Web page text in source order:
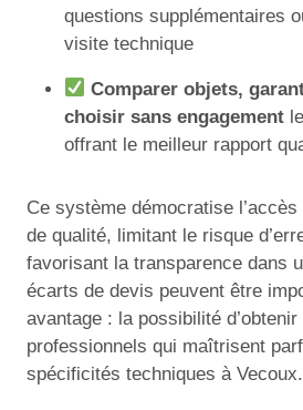
questions supplémentaires
visite technique
Comparer objets,
choisir sans engagement
offrant le meilleur rapport
Ce système démocratise
de qualité, limitant le risque
favorisant la transparence dans
écarts de devis peuvent être
avantage : la possibilité
professionnels qui maîtrisent
spécificités techniques à Vecoux.